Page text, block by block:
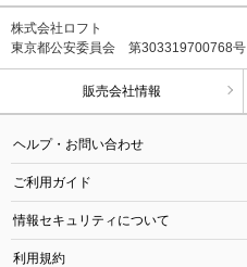
株式会社ロフト
東京都公安委員会 第303319700768号
販売会社情報
ヘルプ・お問い合わせ
ご利用ガイド
情報セキュリティについて
利用規約